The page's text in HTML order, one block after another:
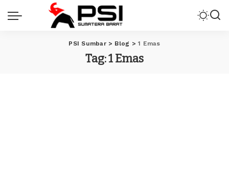
PSI Sumbar> Blog >1 Emas
Tag:1 Emas